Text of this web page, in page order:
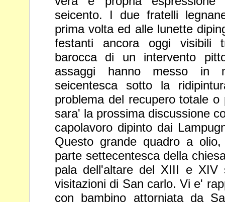
seicento. I due fratelli
prima volta ed alle lunette
festanti ancora oggi visibili
barocca di un intervento
assaggi hanno messo in
seicentesca sotto la
problema del recupero totale
sara' la prossima discussione
capolavoro dipinto dai
Questo grande quadro a
parte settecentesca della
pala dell'altare del XIII e XIV
visitazioni di San carlo. Vi e'
con bambino attorniata da